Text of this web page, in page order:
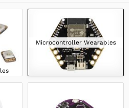
Microcontroller Wearables